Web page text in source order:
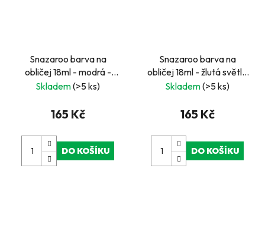
Snazaroo barva na
obličej 18ml - modrá -
odstín "Sea Blue"
Skladem(>5 ks)
165 Kč
DO KOŠÍKU
Snazaroo barva na
obličej 18ml - žlutá světlá
- "Pale Yellow"
Skladem(>5 ks)
165 Kč
DO KOŠÍKU